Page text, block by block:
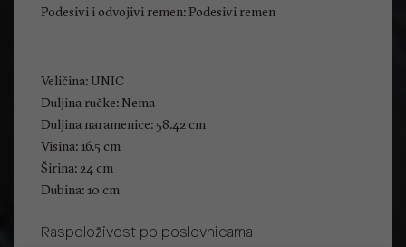
Podesivi i odvojivi remen: Podesivi remen
Veličina: UNIC
Duljina ručke: Nema
Duljina naramenice: 58.42 cm
Visina: 16.5 cm
Širina: 24 cm
Dubina: 10 cm
Raspoloživost po poslovnicama